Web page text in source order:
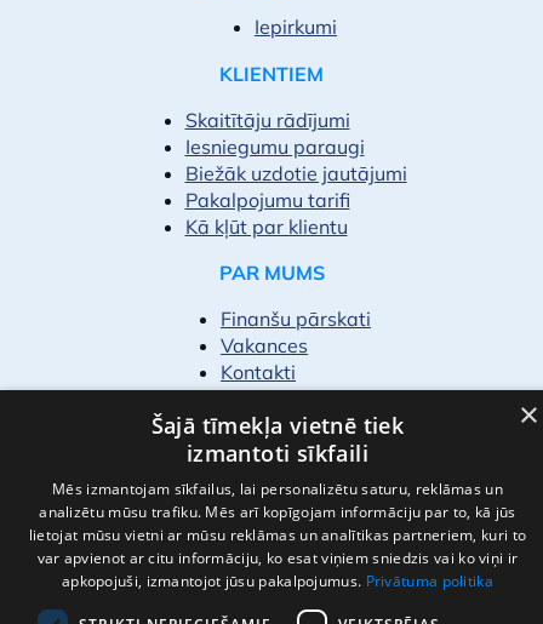
Iepirkumi
KLIENTIEM
Skaitītāju rādījumi
Iesniegumu paraugi
Biežāk uzdotie jautājumi
Pakalpojumu tarifi
Kā kļūt par klientu
PAR MUMS
Finanšu pārskati
Vakances
Kontakti
Privātuma politika
Lietošanas noteikumi
×
Šajā tīmekļa vietnē tiek
izmantoti sīkfaili
Mēs izmantojam sīkfailus, lai personalizētu saturu, reklāmas un
analizētu mūsu trafiku. Mēs arī kopīgojam informāciju par to, kā jūs
lietojat mūsu vietni ar mūsu reklāmas un analītikas partneriem, kuri to
var apvienot ar citu informāciju, ko esat viņiem sniedzis vai ko viņi ir
apkopojuši, izmantojot jūsu pakalpojumus. Privātuma politika